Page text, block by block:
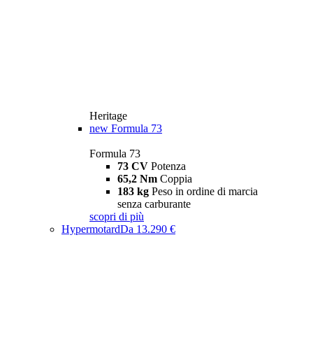
Heritage
new Formula 73
Formula 73
73 CV Potenza
65,2 Nm Coppia
183 kg Peso in ordine di marcia
senza carburante
scopri di più
HypermotardDa 13.290 €